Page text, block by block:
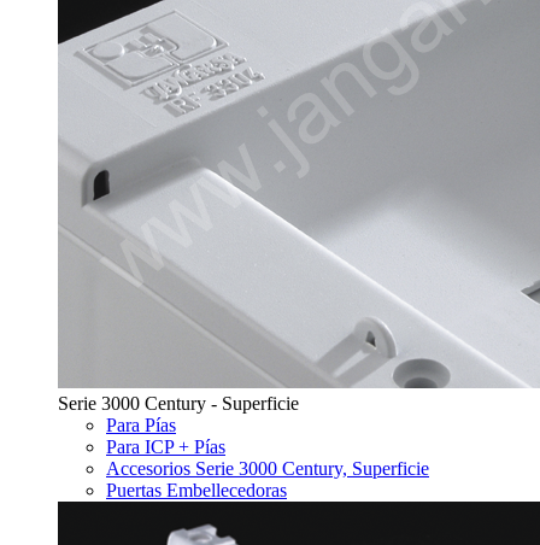
Serie 3000 Century - Superficie
Para Pías
Para ICP + Pías
Accesorios Serie 3000 Century, Superficie
Puertas Embellecedoras